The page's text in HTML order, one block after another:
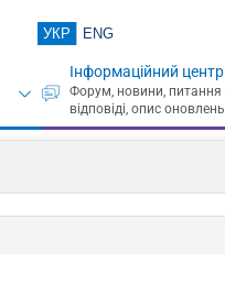
УКР ENG
Інформаційний центр